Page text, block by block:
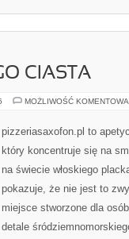
CIASTA
MOŻLIWOŚĆ
pizzeriasaxofon.pl to
który koncentruje się na
na świecie włoskiego
pokazuje, że nie jest to
miejsce stworzone dla
detale